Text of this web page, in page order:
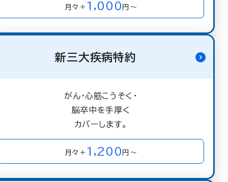
月々＋ 1,000 円～
新三大疾病特約
がん・心筋こうそく・
脳卒中を手厚く
カバーします。
月々＋ 1,200 円～